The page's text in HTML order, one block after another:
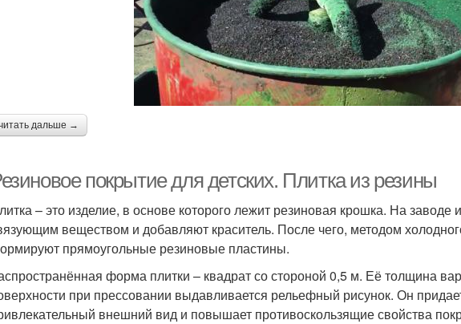
дальше →
покрытие для детских. Плитка из резины
– это изделие, в основе которого лежит резиновая крошка. На
веществом и добавляют краситель. После чего, методом
прямоугольные резиновые пластины.
форма плитки – квадрат со стороной 0,5 м. Её толщина
при прессовании выдавливается рельефный рисунок. Он
внешний вид и повышает противоскользящие свойства